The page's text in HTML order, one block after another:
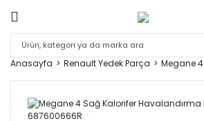
Anasayfa Renault Yedek Parça Megane